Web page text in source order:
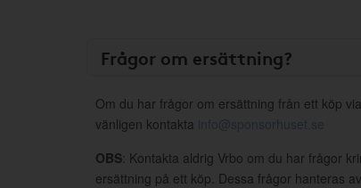
Frågor om ersättning?
Om du har frågor om ersättning från ett köp
vänligen kontakta info@sponsorhuset.se
OBS: Kontakta aldrig Vrbo om du har frågor
ersättning på ett köp. Dessa frågor hanteras